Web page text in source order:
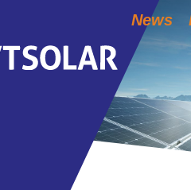
News